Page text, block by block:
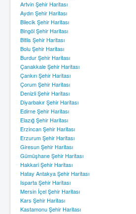
Artvin Şehir Haritası
Aydın Şehir Haritası
Bilecik Şehir Haritası
Bingöl Şehir Haritası
Bitlis Şehir Haritası
Bolu Şehir Haritası
Burdur Şehir Haritası
Çanakkale Şehir Haritası
Çankırı Şehir Haritası
Çorum Şehir Haritası
Denizli Şehir Haritası
Diyarbakır Şehir Haritası
Edirne Şehir Haritası
Elazığ Şehir Haritası
Erzincan Şehir Haritası
Erzurum Şehir Haritası
Giresun Şehir Haritası
Gümüşhane Şehir Haritası
Hakkari Şehir Haritası
Hatay Antakya Şehir Haritası
Isparta Şehir Haritası
Mersin İçel Şehir Haritası
Kars Şehir Haritası
Kastamonu Şehir Haritası